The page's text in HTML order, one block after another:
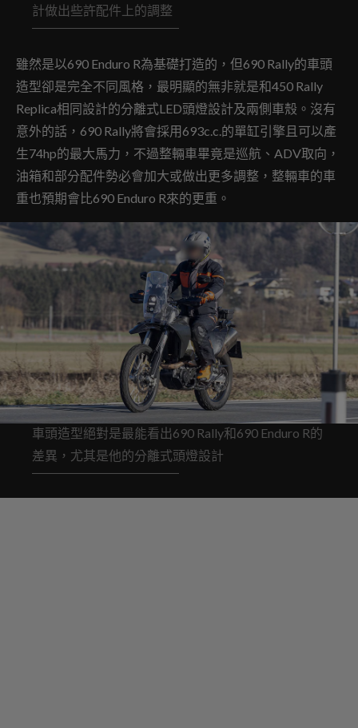
計做出些許配件上的調整
雖然是以690 Enduro R為基礎打造的，但690 Rally的車頭
造型卻是完全不同風格，最明顯的無非就是和450 Rally
Replica相同設計的分離式LED頭燈設計及兩側車殼。沒有
意外的話，690 Rally將會採用693c.c.的單缸引擎且可以產
生74hp的最大馬力，不過整輛車畢竟是巡航、ADV取向，
油箱和部分配件勢必會加大或做出更多調整，整輛車的車
重也預期會比690 Enduro R來的更重。
車頭造型絕對是最能看出690 Rally和690 Enduro R的
差異，尤其是他的分離式頭燈設計